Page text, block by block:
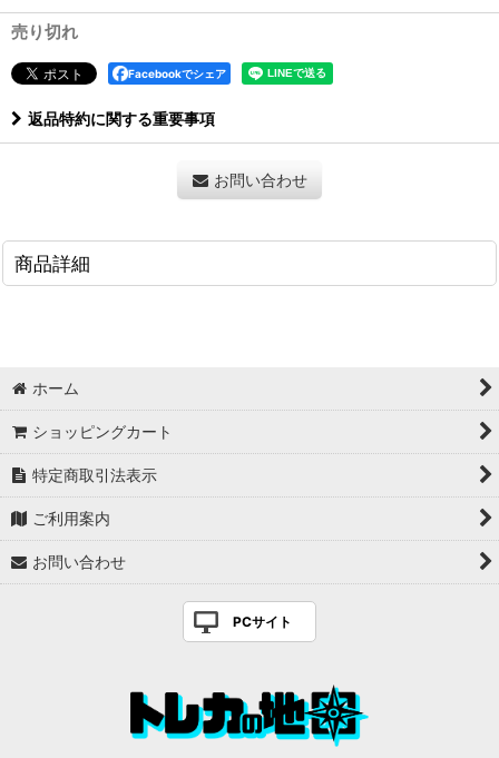
売り切れ
Facebookでシェア
返品特約に関する重要事項
お問い合わせ
商品詳細
ホーム
ショッピングカート
特定商取引法表示
ご利用案内
お問い合わせ
PCサイト